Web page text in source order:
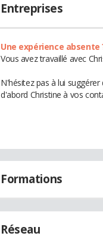
Entreprises
Une expérience absente
Vous avez travaillé avec
N'hésitez pas à lui
d'abord Christine à vos
Formations
Réseau